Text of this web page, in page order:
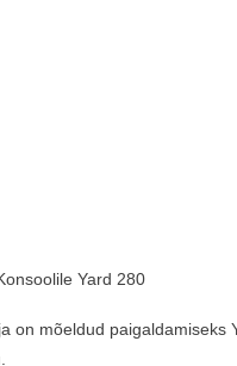
Yard 280
mõeldud